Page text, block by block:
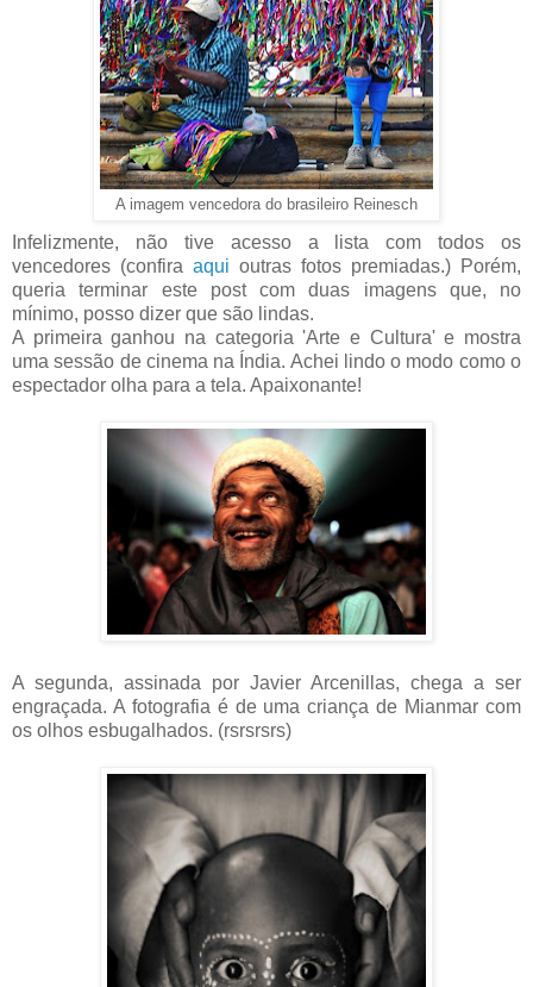
A imagem vencedora do brasileiro Reinesch
Infelizmente, não tive acesso a lista com todos os
vencedores (confira aqui outras fotos premiadas.) Porém,
queria terminar este post com duas imagens que, no
mínimo, posso dizer que são lindas.
A primeira ganhou na categoria 'Arte e Cultura' e mostra
uma sessão de cinema na Índia. Achei lindo o modo como o
espectador olha para a tela. Apaixonante!
A segunda, assinada por Javier Arcenillas, chega a ser
engraçada. A fotografia é de uma criança de Mianmar com
os olhos esbugalhados. (rsrsrsrs)